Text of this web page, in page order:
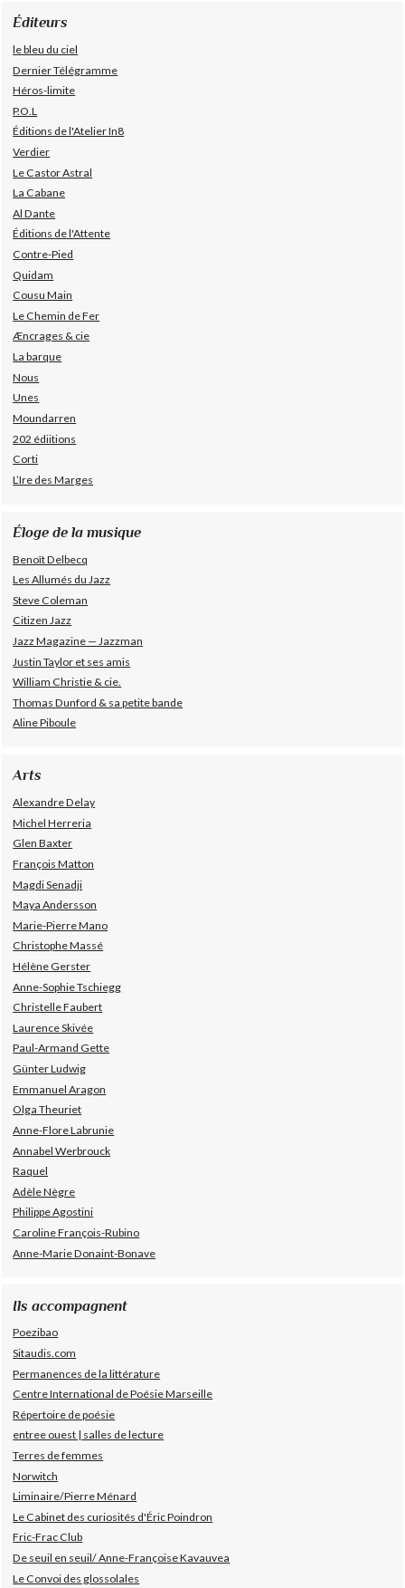
Éditeurs
le bleu du ciel
Dernier Télégramme
Héros-limite
P.O.L
Éditions de l'Atelier In8
Verdier
Le Castor Astral
La Cabane
Al Dante
Éditions de l'Attente
Contre-Pied
Quidam
Cousu Main
Le Chemin de Fer
Æncrages & cie
La barque
Nous
Unes
Moundarren
202 édiitions
Corti
L’Ire des Marges
Éloge de la musique
Benoît Delbecq
Les Allumés du Jazz
Steve Coleman
Citizen Jazz
Jazz Magazine — Jazzman
Justin Taylor et ses amis
William Christie & cie.
Thomas Dunford & sa petite bande
Aline Piboule
Arts
Alexandre Delay
Michel Herreria
Glen Baxter
François Matton
Magdi Senadji
Maya Andersson
Marie-Pierre Mano
Christophe Massé
Hélène Gerster
Anne-Sophie Tschiegg
Christelle Faubert
Laurence Skivée
Paul-Armand Gette
Günter Ludwig
Emmanuel Aragon
Olga Theuriet
Anne-Flore Labrunie
Annabel Werbrouck
Raquel
Adèle Nègre
Philippe Agostini
Caroline François-Rubino
Anne-Marie Donaint-Bonave
Ils accompagnent
Poezibao
Sitaudis.com
Permanences de la littérature
Centre International de Poésie Marseille
Répertoire de poésie
entree ouest | salles de lecture
Terres de femmes
Norwitch
Liminaire/Pierre Ménard
Le Cabinet des curiosités d'Éric Poindron
Fric-Frac Club
De seuil en seuil/ Anne-Françoise Kavauvea
Le Convoi des glossolales